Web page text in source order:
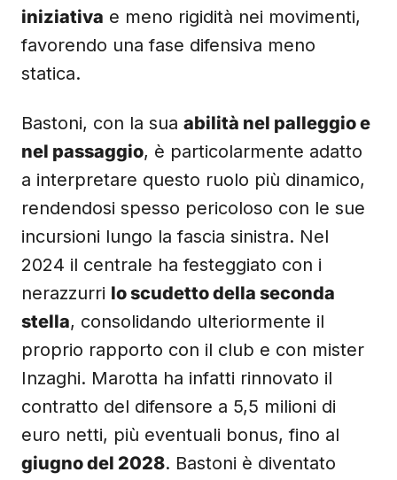
iniziativa e meno rigidità nei movimenti,
favorendo una fase difensiva meno
statica.
Bastoni, con la sua abilità nel palleggio e
nel passaggio, è particolarmente adatto
a interpretare questo ruolo più dinamico,
rendendosi spesso pericoloso con le sue
incursioni lungo la fascia sinistra. Nel
2024 il centrale ha festeggiato con i
nerazzurri lo scudetto della seconda
stella, consolidando ulteriormente il
proprio rapporto con il club e con mister
Inzaghi. Marotta ha infatti rinnovato il
contratto del difensore a 5,5 milioni di
euro netti, più eventuali bonus, fino al
giugno del 2028. Bastoni è diventato